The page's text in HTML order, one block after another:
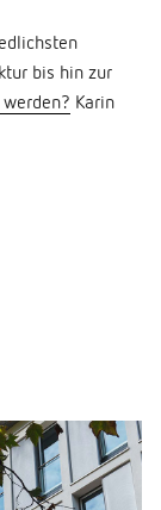
bis hin zur
werden? Karin